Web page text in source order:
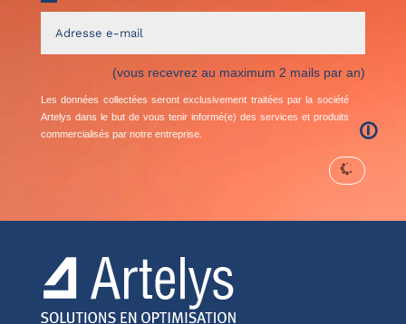
(vous recevrez au maximum 2 mails par an)
Les données collectées seront exclusivement traitées par la société
Artelys dans le but de vous tenir informé(e) des services et produits
commercialisés par notre entreprise.
🛈